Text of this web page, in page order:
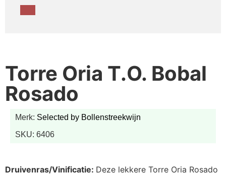
Torre Oria T.O. Bobal
Rosado
Merk: Selected by Bollenstreekwijn
SKU: 6406
Druivenras/Vinificatie: Deze lekkere Torre Oria Rosado